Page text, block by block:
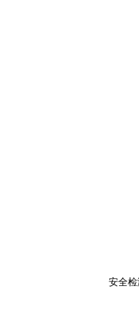
安全